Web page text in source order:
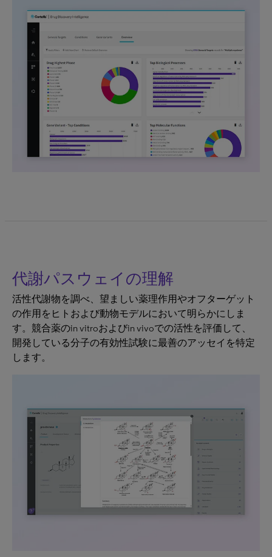
代謝パスウェイの理解
活性代謝物を調べ、望ましい薬理作用やオフターゲット
の作用をヒトおよび動物モデルにおいて明らかにしま
す。競合薬のin vitroおよびin vivoでの活性を評価して、
開発している分子の有効性試験に最善のアッセイを特定
します。